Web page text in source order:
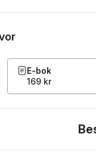
E-bok
169 kr